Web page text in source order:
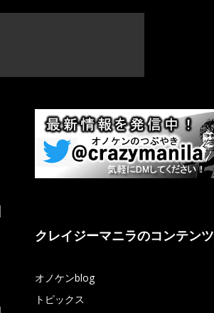
クレイジーマニラのコンテンツ
オノケンblog
トピックス